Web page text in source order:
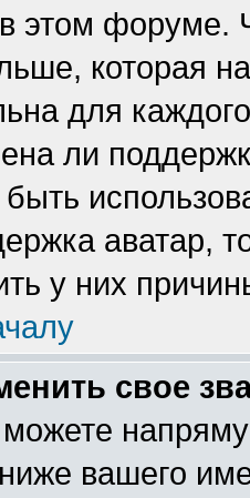
этом форуме.
которая
для
ли
быть
аватар,
у них
свое
вашего